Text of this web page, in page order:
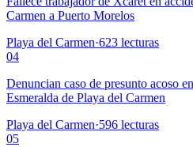
Carmen a Puerto Morelos
Playa del Carmen·623 lecturas
04
Denuncian caso de presunto acoso
Esmeralda de Playa del Carmen
Playa del Carmen·596 lecturas
05